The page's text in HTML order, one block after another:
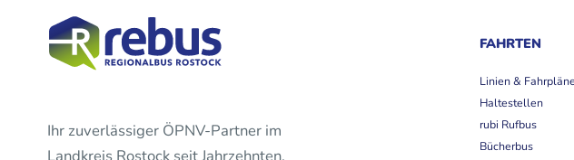
Ihr zuverlässiger ÖPNV-Partner im
FAHRTEN
Linien & Fahrpläne
Haltestellen
rubi Rufbus
Bücherbus